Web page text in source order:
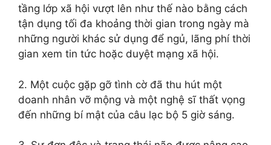
tầng lớp xã hội vượt lên như thế nào bằng cách
tận dụng tối đa khoảng thời gian trong ngày mà
những người khác sử dụng để ngủ, lãng phí thời
gian xem tin tức hoặc duyệt mạng xã hội.
2. Một cuộc gặp gỡ tình cờ đã thu hút một
doanh nhân vỡ mộng và một nghệ sĩ thất vọng
đến những bí mật của câu lạc bộ 5 giờ sáng.